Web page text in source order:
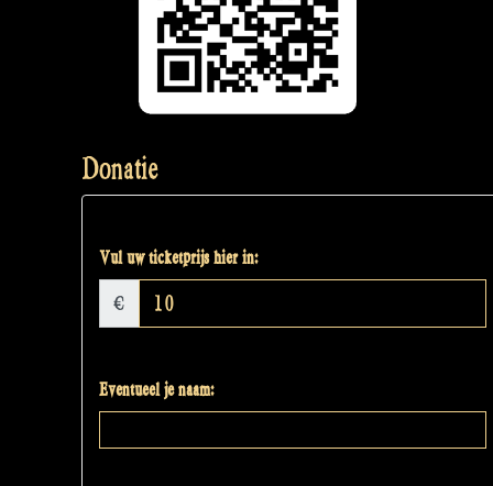
Donatie
Vul uw ticketprijs hier in:
€
Eventueel je naam: